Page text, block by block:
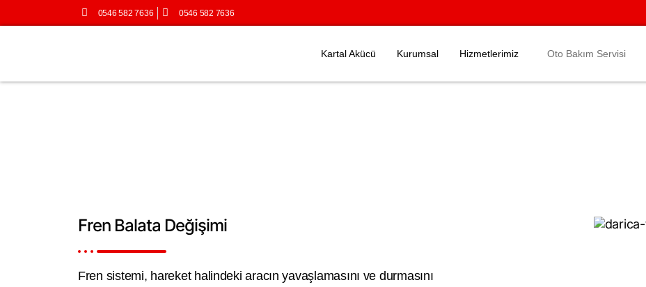
0546 582 7636 0546 582 7636
Kartal Akücü Kurumsal Hizmetlerimiz Oto Bakım Servisi
Fren Balata Değişimi
Fren sistemi, hareket halindeki aracın yavaşlamasını ve durmasını